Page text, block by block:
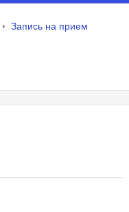
Запись на прием